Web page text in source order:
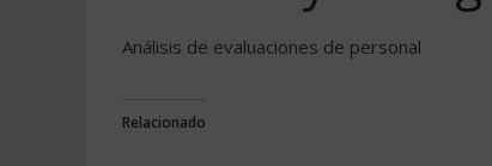
Análisis de evaluaciones de personal
Relacionado